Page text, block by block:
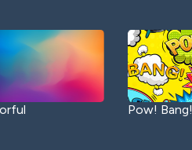
Pow! Bang!